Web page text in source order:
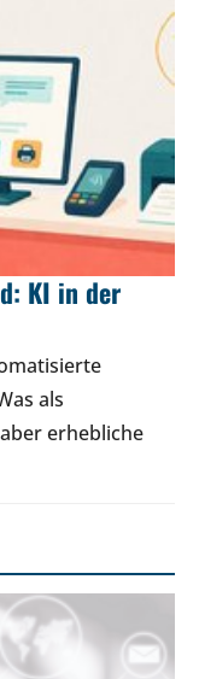
KI in der
als
erhebliche